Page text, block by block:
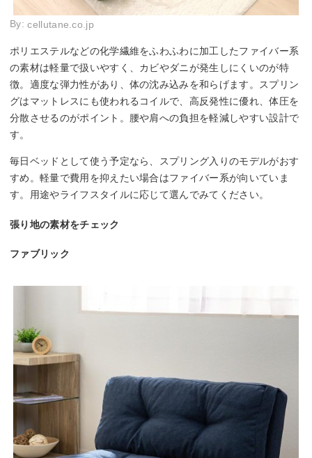
By:cellutane.co.jp
ポリエステルなどの化学繊維をふわふわに加工したファイバー系
の素材は軽量で扱いやすく、カビやダニが発生しにくいのが特
徴。適度な弾力性があり、体の沈み込みを和らげます。スプリン
グはマットレスにも使われるコイルで、高反発性に優れ、体圧を
分散させるのがポイント。腰や肩への負担を軽減しやすい設計で
す。
毎日ベッドとして使う予定なら、スプリング入りのモデルがおす
すめ。軽量で費用を抑えたい場合はファイバー系が向いていま
す。用途やライフスタイルに応じて選んでみてください。
張り地の素材をチェック
ファブリック